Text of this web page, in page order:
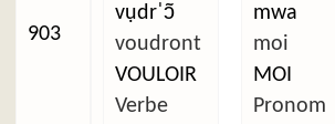
903
vụdrˈɔ̃
voudront
VOULOIR
Verbe
mwa
moi
MOI
Pronom